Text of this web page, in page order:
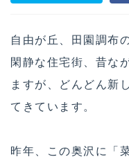
自由が丘、田園調布
閑静な住宅街、昔な
ますが、どんどん新
てきています。
昨年、この奥沢に